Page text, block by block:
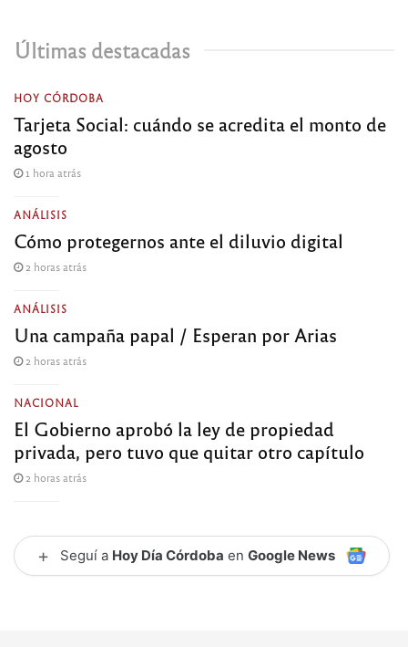
Últimas destacadas
HOY CÓRDOBA
Tarjeta Social: cuándo se acredita el monto de
agosto
1 hora atrás
ANÁLISIS
Cómo protegernos ante el diluvio digital
2 horas atrás
ANÁLISIS
Una campaña papal / Esperan por Arias
2 horas atrás
NACIONAL
El Gobierno aprobó la ley de propiedad
privada, pero tuvo que quitar otro capítulo
2 horas atrás
+ Seguí a Hoy Día Córdoba en Google News